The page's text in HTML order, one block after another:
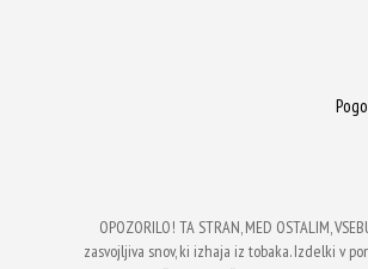
OPOZORILO! TA STRAN, MED OSTALIM,
zasvojljiva snov, ki izhaja iz tobaka. Izdelki v